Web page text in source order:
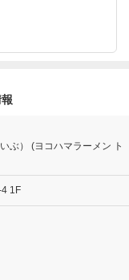
ぶ） (ヨコハマラーメン ト
1F